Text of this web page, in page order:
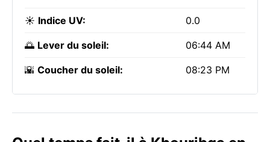
☀️ Indice UV: 0.0
🌅 Lever du soleil: 06:44 AM
🌇 Coucher du soleil: 08:23 PM